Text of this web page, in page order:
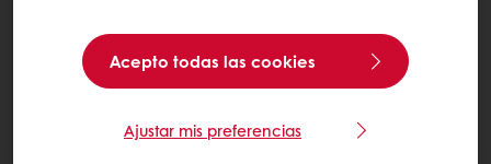
Acepto todas las cookies
Ajustar mis preferencias